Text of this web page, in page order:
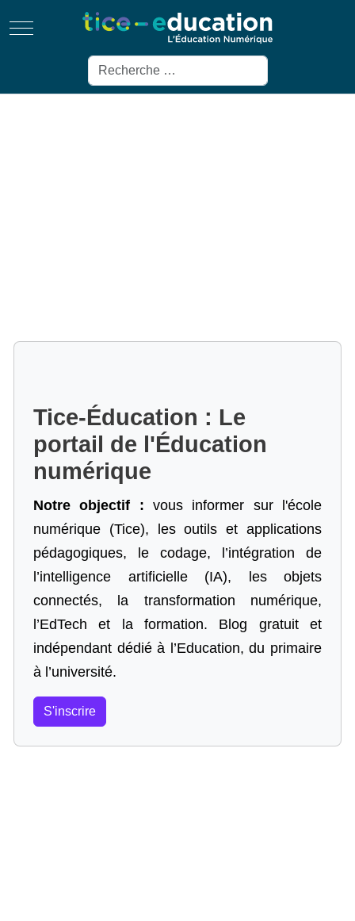
Mobile Menu Toggle
Rechercher
Tice-Éducation : Le
portail de l'Éducation
numérique
Notre objectif : vous informer sur l'école
numérique (Tice), les outils et applications
pédagogiques, le codage,
l’intégration de
l’intelligence artificielle (IA), les objets
connectés, la transformation numérique,
l’EdTech et la formation. Blog gratuit et
indépendant dédié à l’Education, du primaire
à l’université.
S'inscrire